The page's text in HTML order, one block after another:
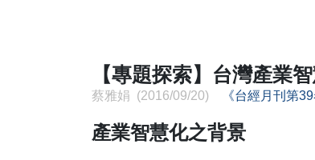
【專題探索】台灣產業
蔡雅娟 (2016/09/20) 《台經月刊第
產業智慧化之背景